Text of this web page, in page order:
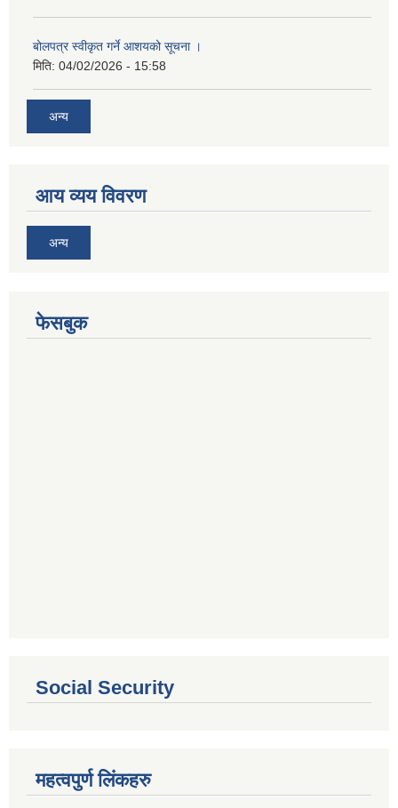
बोलपत्र स्वीकृत गर्ने आशयको सूचना ।
मिति: 04/02/2026 - 15:58
अन्य
आय व्यय विवरण
अन्य
फेसबुक
Social Security
महत्वपुर्ण लिंकहरु